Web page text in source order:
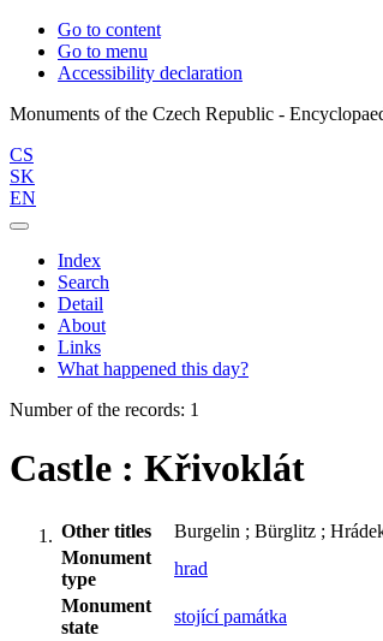
Go to content
Go to menu
Accessibility declaration
CS
SK
EN
Index
Search
Detail
About
Links
What happened this day?
Number of the records: 1
Castle : Křivoklát
Other titles
Burgelin ; Bürglitz ;
Monument
type
hrad
Monument
state
stojící památka